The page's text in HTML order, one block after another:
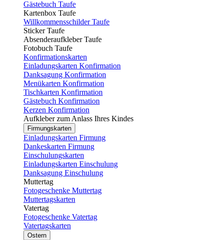
Gästebuch Taufe
Kartenbox Taufe
Willkommensschilder Taufe
Sticker Taufe
Absenderaufkleber Taufe
Fotobuch Taufe
Konfirmationskarten
Einladungskarten Konfirmation
Danksagung Konfirmation
Menükarten Konfirmation
Tischkarten Konfirmation
Gästebuch Konfirmation
Kerzen Konfirmation
Aufkleber zum Anlass Ihres Kindes
Firmungskarten
Einladungskarten Firmung
Dankeskarten Firmung
Einschulungskarten
Einladungskarten Einschulung
Danksagung Einschulung
Muttertag
Fotogeschenke Muttertag
Muttertagskarten
Vatertag
Fotogeschenke Vatertag
Vatertagskarten
Ostern